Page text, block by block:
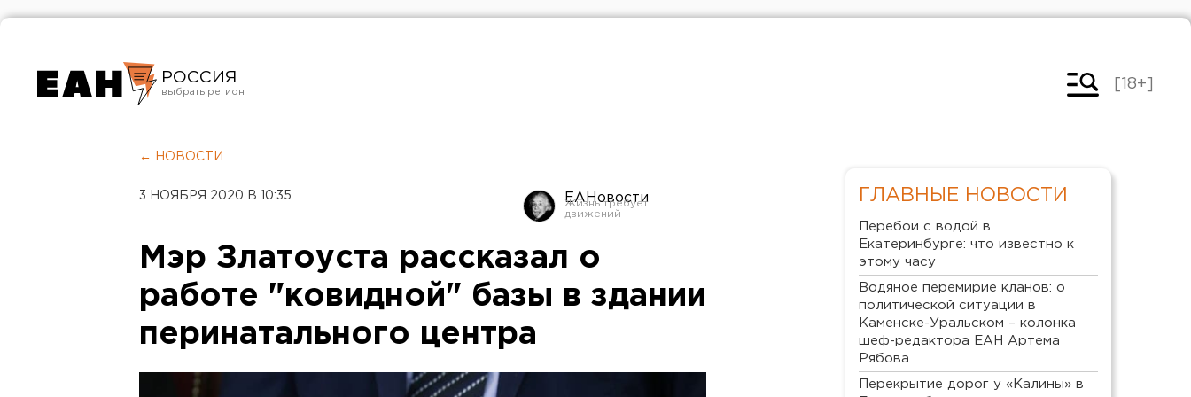
РОССИЯ
Челябинск
[18+]
← НОВОСТИ
3 НОЯБРЯ 2020 В 10:35 ЕАНовости
Мэр Златоуста рассказал о
работе "ковидной" базы в здании
перинатального центра
ГЛАВНЫЕ НОВОСТИ
Перебои с водой в
Екатеринбурге: что известно к
этому часу
Водяное перемирие кланов: о
политической ситуации в
Каменске-Уральском – колонка
шеф-редактора ЕАН Артема
Рябова
Перекрытие дорог у «Калины» в